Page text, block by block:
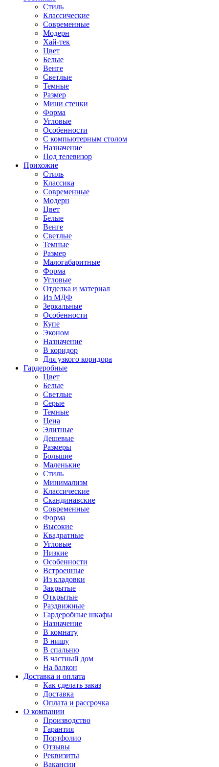
Стиль
Классические
Современные
Модерн
Хай-тек
Цвет
Белые
Венге
Светлые
Темные
Размер
Мини стенки
Форма
Угловые
Особенности
С компьютерным столом
Назначение
Под телевизор
Прихожие
Стиль
Классика
Современные
Модерн
Цвет
Белые
Венге
Светлые
Темные
Размер
Малогабаритные
Форма
Угловые
Отделка и материал
Из МДФ
Зеркальные
Особенности
Купе
Эконом
Назначение
В коридор
Для узкого коридора
Гардеробные
Цвет
Белые
Светлые
Серые
Темные
Цена
Элитные
Дешевые
Размеры
Большие
Маленькие
Стиль
Минимализм
Классические
Скандинавские
Современные
Форма
Высокие
Квадратные
Угловые
Низкие
Особенности
Встроенные
Из кладовки
Закрытые
Открытые
Раздвижные
Гардеробные шкафы
Назначение
В комнату
В нишу
В спальню
В частный дом
На балкон
Доставка и оплата
Как сделать заказ
Доставка
Оплата и рассрочка
О компании
Производство
Гарантия
Портфолио
Отзывы
Реквизиты
Вакансии